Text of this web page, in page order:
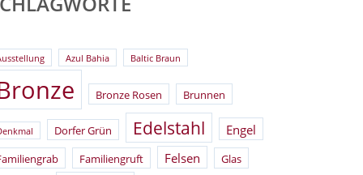
Azul Bahia Baltic Braun
Bronze Rosen Brunnen
Dorfer Grün Edelstahl Engel
Familiengruft Felsen Glas